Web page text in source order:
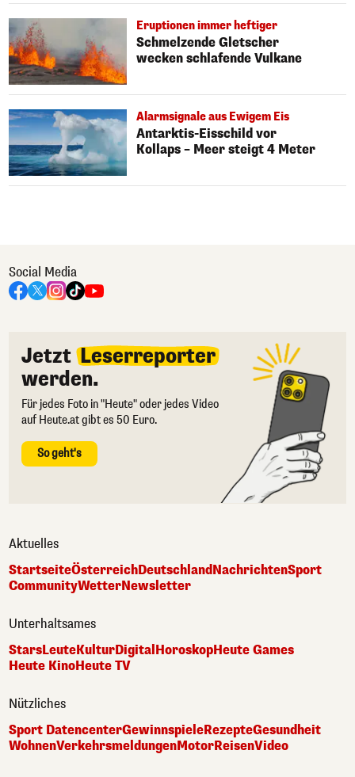
Eruptionen immer heftiger
Schmelzende Gletscher
wecken schlafende Vulkane
Alarmsignale aus Ewigem Eis
Antarktis-Eisschild vor
Kollaps – Meer steigt 4 Meter
Social Media
Jetzt Leserreporter
werden.
Für jedes Foto in "Heute" oder jedes Video
auf Heute.at gibt es 50 Euro.
So geht's
Aktuelles
StartseiteÖsterreichDeutschlandNachrichtenSport
CommunityWetterNewsletter
Unterhaltsames
StarsLeuteKulturDigitalHoroskopHeute Games
Heute KinoHeute TV
Nützliches
Sport DatencenterGewinnspieleRezepteGesundheit
WohnenVerkehrsmeldungenMotorReisenVideo